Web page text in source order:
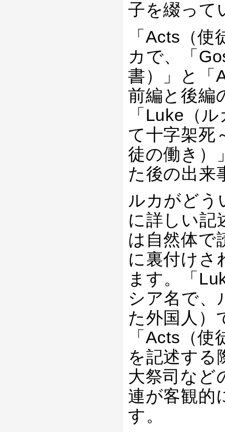
子を綴って
「Acts（
カで、「
書）」と「
前編と後編
「Luke（
て十字架死
徒の働き）
た後の出来
ルカがどう
に詳しい記
は自然体で
に裏付けさ
ます。「
シア名で、
た外国人）
「Acts（
を記述する
大祭司など
連が客観的
す。